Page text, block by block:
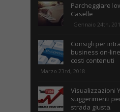
Parcheggiare
Caselle
Gennaio 24th,
Consigli per
business on-
costi contenuti
Marzo 23rd, 2018
Visualizzazioni
suggerimenti
strada giusta.